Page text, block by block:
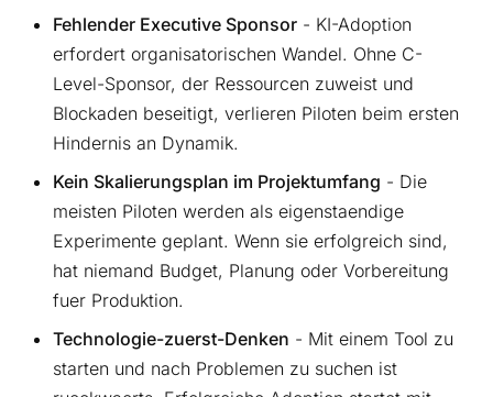
Fehlender Executive Sponsor - KI-Adoption
erfordert organisatorischen Wandel. Ohne C-
Level-Sponsor, der Ressourcen zuweist und
Blockaden beseitigt, verlieren Piloten beim ersten
Hindernis an Dynamik.
Kein Skalierungsplan im Projektumfang - Die
meisten Piloten werden als eigenstaendige
Experimente geplant. Wenn sie erfolgreich sind,
hat niemand Budget, Planung oder Vorbereitung
fuer Produktion.
Technologie-zuerst-Denken - Mit einem Tool zu
starten und nach Problemen zu suchen ist